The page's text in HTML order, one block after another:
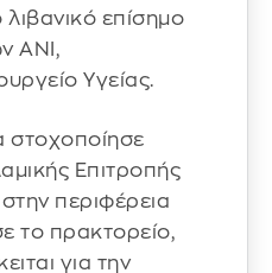
επίσημο
ANI,
Υγείας.
στοχοποίησε
Επιτροπής
περιφέρεια
το πρακτορείο,
για την